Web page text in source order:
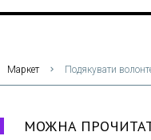
Маркет Подякувати
МОЖНА